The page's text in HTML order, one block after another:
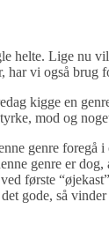
helte. Lige nu
vi også brug
kigge en
mod og
genre
genre er
første
gode, så